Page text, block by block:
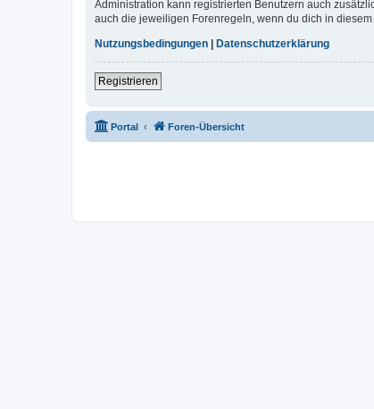
Administration kann registrierten Benutzern auch
auch die jeweiligen Forenregeln, wenn du dich in
Nutzungsbedingungen
Datenschutzerklärung
Registrieren
Portal Foren-Übersicht